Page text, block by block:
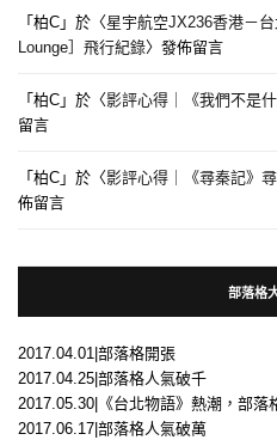
「 柏C 」於〈星宇航空JX236香港－
Lounge］飛行紀錄〉發佈留言
「 柏C 」於〈影評心得｜《我們不是
留言
「 柏C 」於〈影評心得｜《尋秦記》
佈留言
部落格
2017.04.01|部落格開張
2017.04.25|部落格人氣破千
2017.05.30|《台北物語》熱潮，部落
2017.06.17|部落格人氣破萬